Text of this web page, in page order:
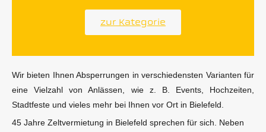
zur Kategorie
Wir bieten Ihnen Absperrungen in verschiedensten Varianten für
eine Vielzahl von Anlässen, wie z. B. Events, Hochzeiten,
Stadtfeste und vieles mehr bei Ihnen vor Ort in Bielefeld.
45 Jahre Zeltvermietung in Bielefeld sprechen für sich. Neben